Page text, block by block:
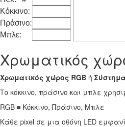
Κόκκινο:
Πράσινο:
Μπλε:
Χρωματικός
Χρωματικός χώρος RGB ή
Το κόκκινο, πράσινο και μπλε
RGB ≡ Κόκκινο, Πράσινο, Μπλε
Κάθε pixel σε μια οθόνη LED